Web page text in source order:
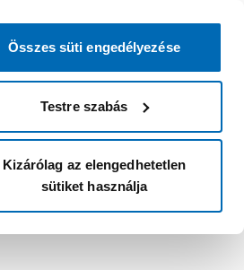
Összes süti engedélyezése
Testre szabás
Kizárólag az elengedhetetlen
sütiket használja